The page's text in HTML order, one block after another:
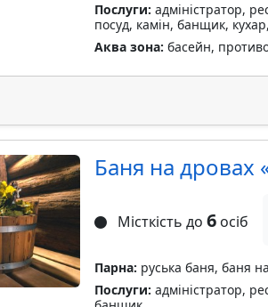
Послуги: адміністратор,
посуд, камін, банщик,
Аква зона: басейн,
Баня на дровах
Місткість до 6осіб
Парна: руська баня, баня
Послуги: адміністратор,